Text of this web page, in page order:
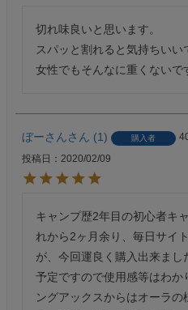
切れ味良いと思います。
スパッと割れると気持ちいい
女性でもそんなに重くないで
ぼーさん 1 購入者
投稿日
2020/02/09
キャンプ歴2年目の初心者キ
れから2ヶ月余り、毎日サイ
が、今回運良く購入出来ま
予定ですので使用感等はわ
ングアックスからはオーラの